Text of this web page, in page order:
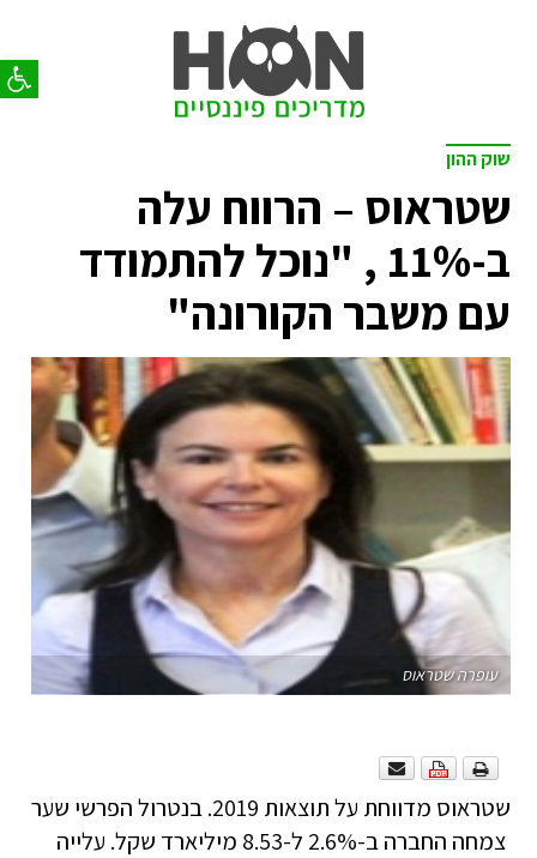
פתח
שוק ההון
שטראוס – הרווח עלה
ב-11% , "נוכל להתמודד
עם משבר הקורונה"
עופרה שטראוס
שטראוס מדווחת על תוצאות 2019. בנטרול הפרשי שער
צמחה החברה ב-2.6% ל-8.53 מיליארד שקל. עלייה